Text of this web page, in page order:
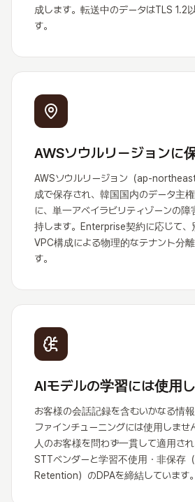
成します。転送中のデータはTLS 1.2
す。
AWSソウルリージョンに
AWSソウルリージョン（ap-
成で保存され、韓国国内のデータ主
に、単一アベイラビリティゾーンの
持します。Enterprise契約に応じて、
VPC構成による物理的なテナント分
す。
AIモデルの学習には使用
お客様の会話記録を含むいかなる情
ファインチューニングには使用しま
人のお客様を問わず一貫して適用され
STTベンダーと学習不使用・非保存
Retention）のDPAを締結しています。